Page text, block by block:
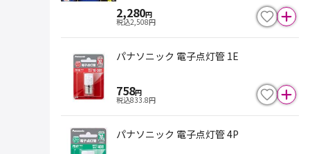
2,280円
税込2,508円
パナソニック 電子点灯管 1E
758円
税込833.8円
パナソニック 電子点灯管 4P